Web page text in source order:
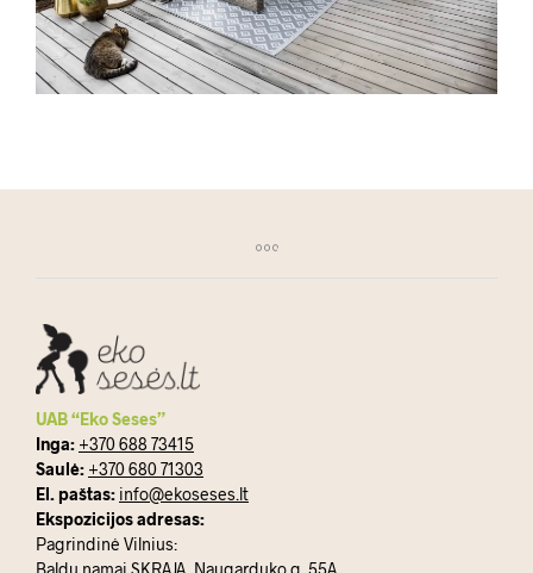
UAB “Eko Seses”
Inga: +370 688 73415
Saulė: +370 680 71303
El. paštas: info@ekoseses.lt
Ekspozicijos adresas:
Pagrindinė Vilnius: